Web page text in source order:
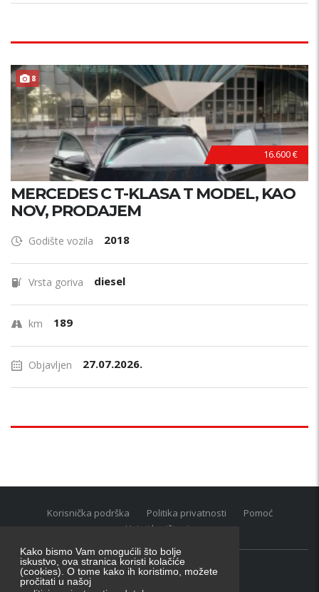
Kako bismo Vam omogućili što bolje
iskustvo, ova stranica koristi kolačiće
(cookies). O tome kako ih koristimo, možete
pročitati u našoj
8
16.600 €
MERCEDES C T-KLASA T MODEL, KAO
NOV, PRODAJEM
Godište vozila 2018
Vrsta goriva diesel
km 189
Objavljen 27.07.2026.
Korisnička podrška Politika privatnosti
Pomoć
Uvjeti korištenja
Oglasnik grupacija:posao.hr|oglasnik.hr|auti.hr